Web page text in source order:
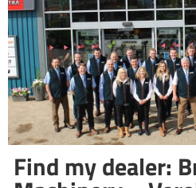
Find my dealer: